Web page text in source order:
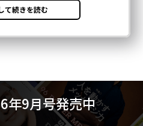
年9月号発売中